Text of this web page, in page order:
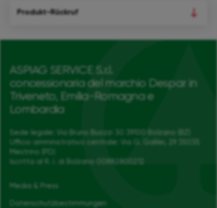
Produkt-Rückruf
ASPIAG SERVICE S.r.l.
concessionaria del marchio Despar in
Triveneto, Emilia-Romagna e
Lombardia
Sede legale: Via Bruno Buozzi 30 39100 Bolzano (BZ)
Ufficio amministrativo centrale: Via G. Galilei, 29 35035
Mestrino (PD)
Iscritta al R. I. di Bolzano 00882800212
Media & Press
Datenschutzbestimmungen